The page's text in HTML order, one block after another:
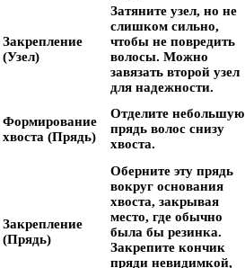
Закрепление
(Узел)
Затяните узел, но не
слишком сильно,
чтобы не повредить
волосы. Можно
завязать второй узел
для надежности.
Формирование
хвоста (Прядь)
Отделите небольшую
прядь волос снизу
хвоста.
Закрепление
(Прядь)
Оберните эту прядь
вокруг основания
хвоста, закрывая
место, где обычно
была бы резинка.
Закрепите кончик
пряди невидимкой,